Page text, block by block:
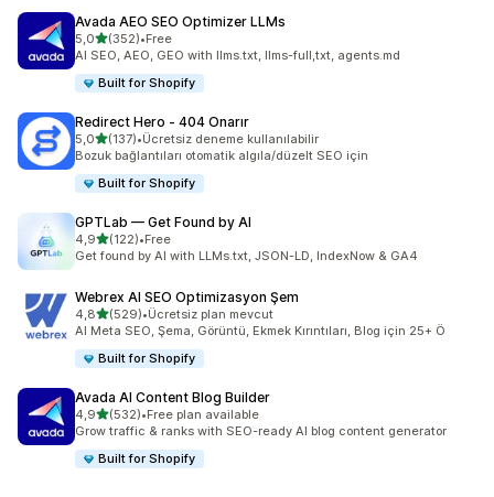
Avada AEO SEO Optimizer LLMs
5,05 yıldız üzerinden
(352)
toplam 352 değerlendirme
•Free
AI SEO, AEO, GEO with llms.txt, llms-full,txt, agents.md
Built for Shopify
Redirect Hero ‑ 404 Onarır
5,05 yıldız üzerinden
(137)
toplam 137 değerlendirme
•Ücretsiz deneme kullanılabilir
Bozuk bağlantıları otomatik algıla/düzelt SEO için
Built for Shopify
GPTLab — Get Found by AI
4,95 yıldız üzerinden
(122)
toplam 122 değerlendirme
•Free
Get found by AI with LLMs.txt, JSON-LD, IndexNow & GA4
Webrex AI SEO Optimizasyon Şem
4,85 yıldız üzerinden
(529)
toplam 529 değerlendirme
•Ücretsiz plan mevcut
AI Meta SEO, Şema, Görüntü, Ekmek Kırıntıları, Blog için 25+ Ö
Built for Shopify
Avada AI Content Blog Builder
4,95 yıldız üzerinden
(532)
toplam 532 değerlendirme
•Free plan available
Grow traffic & ranks with SEO-ready AI blog content generator
Built for Shopify